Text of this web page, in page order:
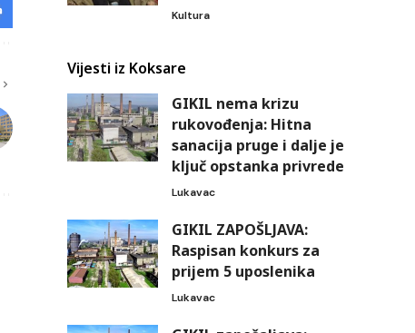
Kultura
Vijesti iz Koksare
GIKIL nema krizu
rukovođenja: Hitna
sanacija pruge i dalje je
ključ opstanka privrede
Lukavac
GIKIL ZAPOŠLJAVA:
Raspisan konkurs za
prijem 5 uposlenika
Lukavac